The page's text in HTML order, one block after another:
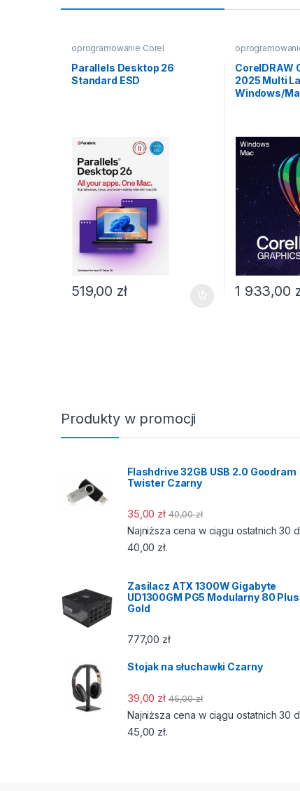
oprogramowanie Corel
Parallels Desktop 26
Standard ESD
519,00 zł
CorelDRAW
2025 Multi
Windows/
1 933,00
Produkty w promocji
Flashdrive 32GB USB 2.0 Goodram
Twister Czarny
35,00 zł 40,00zł
Najniższa cena w ciągu ostatnich 30
40,00 zł.
Zasilacz ATX 1300W Gigabyte
UD1300GM PG5 Modularny 80 Plus
Gold
777,00 zł
Stojak na słuchawki Czarny
39,00 zł 45,00zł
Najniższa cena w ciągu ostatnich 30
45,00 zł.